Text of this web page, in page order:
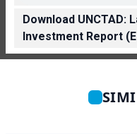
Download UNCTAD:
Investment Report